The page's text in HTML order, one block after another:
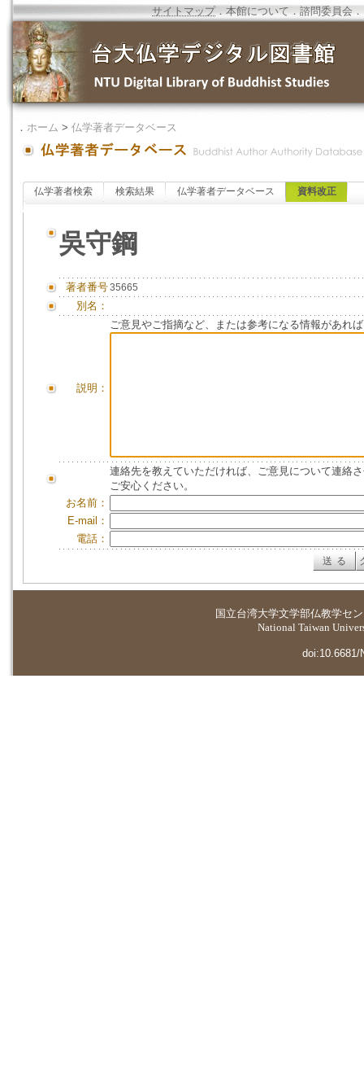
サイトマップ．本館について ．諮問委員会 ．
． ホーム > 仏学著者データベース
仏学著者検索 検索結果 仏学著者データベース 資料改正
吳守鋼
著者番号35665
別名：
説明：
ご意見やご指摘など、または参考になる情報があれ
連絡先を教えていただければ、ご意見について連絡
ご安心ください。
お名前：
E-mail：
電話：
国立台湾大学文学部仏教学セ
National Taiwan
doi:10.6681/